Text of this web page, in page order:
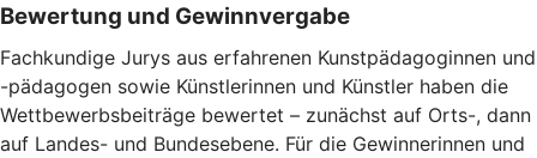
Bewertung und Gewinnvergabe
Fachkundige Jurys aus erfahrenen Kunstpädagoginnen und
-pädagogen sowie Künstlerinnen und Künstler haben die
Wettbewerbsbeiträge bewertet – zunächst auf Orts-, dann
auf Landes- und Bundesebene. Für die Gewinnerinnen und